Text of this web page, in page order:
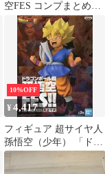
空FES コンプまとめ売
10%OFF
¥4,417
フィギュア 超サイヤ人
孫悟空（少年） 「ドラ
ゴンボール超」 孫悟空
FES!!其之十六【10日以